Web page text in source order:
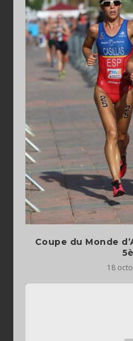
Coupe du Monde
18